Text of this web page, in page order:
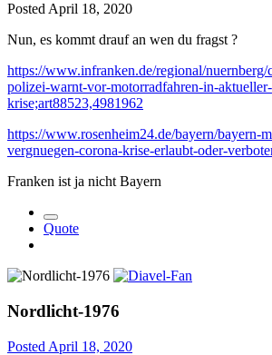
Posted April 18, 2020
Nun, es kommt drauf an wen du fragst ?
https://www.infranken.de/regional/nuernberg/
polizei-warnt-vor-motorradfahren-in-aktueller-
krise;art88523,4981962
https://www.rosenheim24.de/bayern/bayern-
vergnuegen-corona-krise-erlaubt-oder-
Franken ist ja nicht Bayern
Quote
Nordlicht-1976
Posted April 18, 2020